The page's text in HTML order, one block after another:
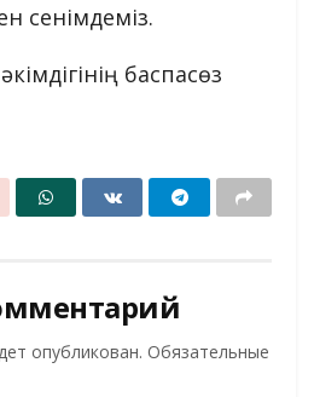
сенімдеміз.
баспасөз
опубликован. Обязательные